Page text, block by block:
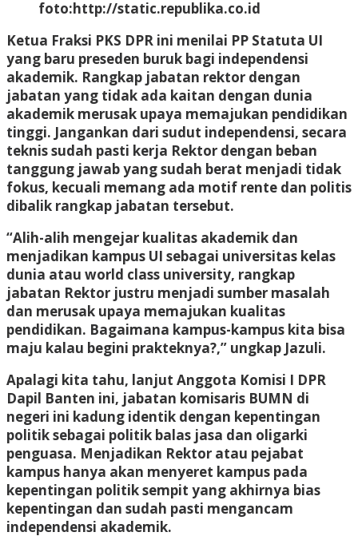
foto:http://static.republika.co.id
Ketua Fraksi PKS DPR ini menilai PP Statuta UI
yang baru preseden buruk bagi independensi
akademik. Rangkap jabatan rektor dengan
jabatan yang tidak ada kaitan dengan dunia
akademik merusak upaya memajukan pendidikan
tinggi. Jangankan dari sudut independensi, secara
teknis sudah pasti kerja Rektor dengan beban
tanggung jawab yang sudah berat menjadi tidak
fokus, kecuali memang ada motif rente dan politis
dibalik rangkap jabatan tersebut.
“Alih-alih mengejar kualitas akademik dan
menjadikan kampus UI sebagai universitas kelas
dunia atau world class university, rangkap
jabatan Rektor justru menjadi sumber masalah
dan merusak upaya memajukan kualitas
pendidikan. Bagaimana kampus-kampus kita bisa
maju kalau begini prakteknya?,” ungkap Jazuli.
Apalagi kita tahu, lanjut Anggota Komisi I DPR
Dapil Banten ini, jabatan komisaris BUMN di
negeri ini kadung identik dengan kepentingan
politik sebagai politik balas jasa dan oligarki
penguasa. Menjadikan Rektor atau pejabat
kampus hanya akan menyeret kampus pada
kepentingan politik sempit yang akhirnya bias
kepentingan dan sudah pasti mengancam
independensi akademik.